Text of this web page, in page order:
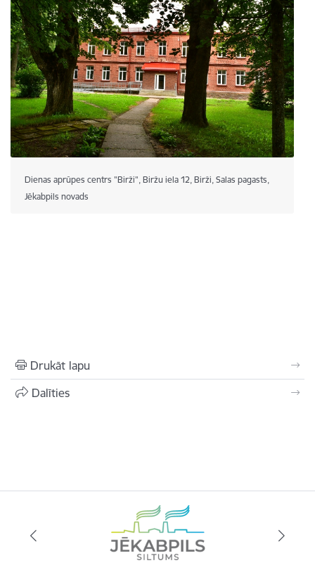
Dienas aprūpes centrs "Birži", Biržu iela 12, Birži, Salas pagasts,
Jēkabpils novads
Drukāt lapu
Dalīties